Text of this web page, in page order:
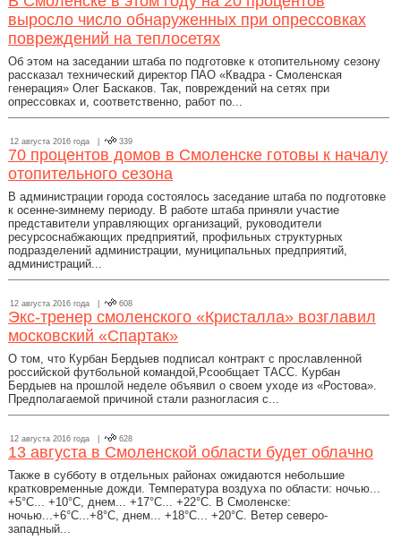
выросло число обнаруженных при опрессовках
повреждений на теплосетях
Об этом на заседании штаба по подготовке к отопительному сезону
рассказал технический директор ПАО «Квадра - Смоленская
генерация» Олег Баскаков. Так, повреждений на сетях при
опрессовках и, соответственно, работ по...
12 августа 2016 года | 339
70 процентов домов в Смоленске готовы к началу
отопительного сезона
В администрации города состоялось заседание штаба по подготовке
к осенне-зимнему периоду. В работе штаба приняли участие
представители управляющих организаций, руководители
ресурсоснабжающих предприятий, профильных структурных
подразделений администрации, муниципальных предприятий,
администраций...
12 августа 2016 года | 608
Экс-тренер смоленского «Кристалла» возглавил
московский «Спартак»
О том, что Курбан Бердыев подписал контракт с прославленной
российской футбольной командой,Pсообщает ТАСС. Курбан
Бердыев на прошлой неделе объявил о своем уходе из «Ростова».
Предполагаемой причиной стали разногласия с...
12 августа 2016 года | 628
13 августа в Смоленской области будет облачно
Также в субботу в отдельных районах ожидаются небольшие
кратковременные дожди. Температура воздуха по области: ночью...
+5°С... +10°С, днем... +17°С... +22°С. В Смоленске:
ночью...+6°С...+8°С, днем... +18°С... +20°С. Ветер северо-
западный...